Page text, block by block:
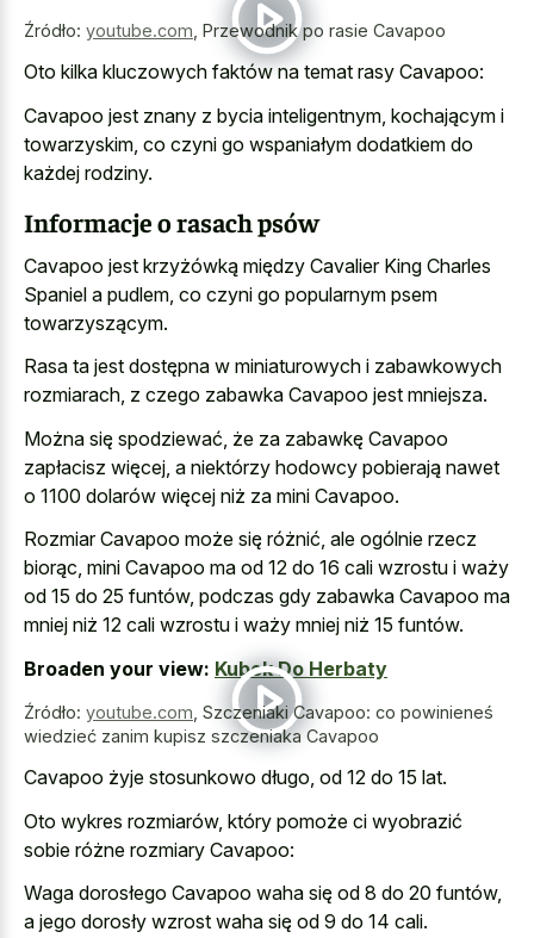
Źródło: youtube.com Przewodnik po rasie Cavapoo
Oto kilka kluczowych faktów na temat rasy Cavapoo:
Cavapoo jest znany z bycia inteligentnym, kochającym i
towarzyskim, co czyni go wspaniałym dodatkiem do
każdej rodziny.
Informacje o rasach psów
Cavapoo jest krzyżówką między Cavalier King Charles
Spaniel a pudlem, co czyni go popularnym psem
towarzyszącym.
Rasa ta jest dostępna w miniaturowych i zabawkowych
rozmiarach, z czego zabawka Cavapoo jest mniejsza.
Można się spodziewać, że za zabawkę Cavapoo
zapłacisz więcej, a niektórzy hodowcy pobierają nawet
o 1100 dolarów więcej niż za mini Cavapoo.
Rozmiar Cavapoo może się różnić, ale ogólnie rzecz
biorąc, mini Cavapoo ma od 12 do 16 cali wzrostu i waży
od 15 do 25 funtów, podczas gdy zabawka Cavapoo ma
mniej niż 12 cali wzrostu i waży mniej niż 15 funtów.
Broaden your view: Kubek Do Herbaty
Źródło: youtube.com Szczeniaki Cavapoo: co powinieneś
wiedzieć zanim kupisz szczeniaka Cavapoo
Cavapoo żyje stosunkowo długo, od 12 do 15 lat.
Oto wykres rozmiarów, który pomoże ci wyobrazić
sobie różne rozmiary Cavapoo:
Waga dorosłego Cavapoo waha się od 8 do 20 funtów,
a jego dorosły wzrost waha się od 9 do 14 cali.